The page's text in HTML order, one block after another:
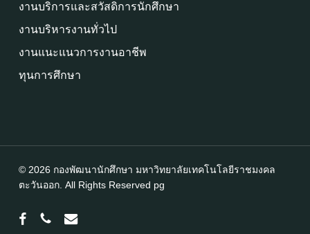
งานบริการและสวัสดิการนักศึกษา
งานบริหารงานทั่วไป
งานแนะแนวการงานอาชีพ
ทุนการศึกษา
© 2026 กองพัฒนานักศึกษา มหาวิทยาลัยเทคโนโลยีราชมงคล
ตะวันออก. All Rights Reserved pg
facebookphoneemail